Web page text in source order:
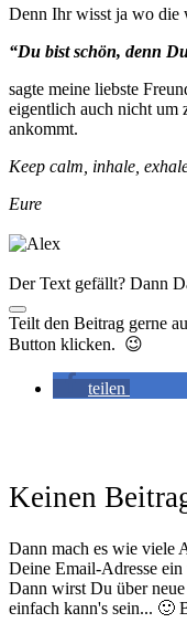
Denn Ihr wisst ja wo die
“Du bist schön, denn
sagte meine liebste
eigentlich auch nicht um
ankommt.
Keep calm, inhale,
Eure
Der Text gefällt? Dann
Teilt den Beitrag gerne
Button klicken. 😉
teilen
Keinen
Dann mach es wie viele
Deine Email-Adresse
Dann wirst Du über
einfach kann's sein... 🙂